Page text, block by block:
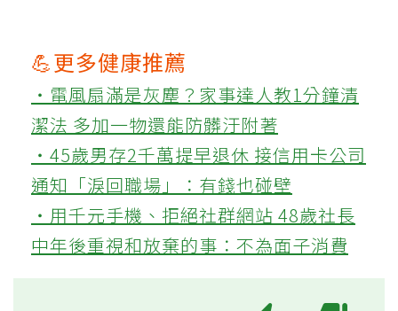
💪更多健康推薦
‧電風扇滿是灰塵？家事達人教1分鐘清
潔法 多加一物還能防髒汙附著
‧45歲男存2千萬提早退休 接信用卡公司
通知「淚回職場」：有錢也碰壁
‧用千元手機、拒絕社群網站 48歲社長
中年後重視和放棄的事：不為面子消費